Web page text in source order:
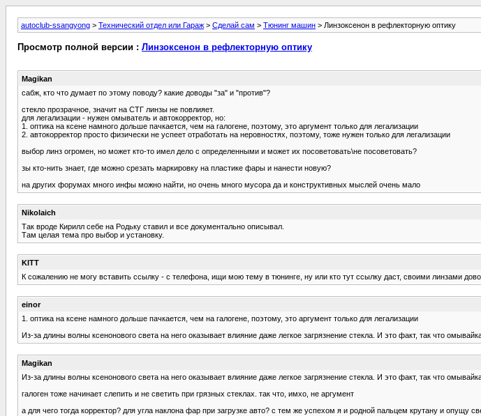
autoclub-ssangyong > Технический отдел или Гараж > Сделай сам > Тюнинг машин > Линзоксенон в рефлекторную оптику
Просмотр полной версии : Линзоксенон в рефлекторную оптику
Magikan
сабж, кто что думает по этому поводу? какие доводы "за" и "против"?
стекло прозрачное, значит на СТГ линзы не повлияет.
для легализации - нужен омыватель и автокорректор, но:
1. оптика на ксене намного дольше пачкается, чем на галогене, поэтому, это аргумент только для легализации
2. автокорректор просто физически не успеет отработать на неровностях, поэтому, тоже нужен только для легализации
выбор линз огромен, но может кто-то имел дело с определенными и может их посоветовать\не посоветовать?
зы кто-нить знает, где можно срезать маркировку на пластике фары и нанести новую?
на других форумах много инфы можно найти, но очень много мусора да и конструктивных мыслей очень мало
Nikolaich
Так вроде Кирилл себе на Родьку ставил и все документально описывал.
Там целая тема про выбор и установку.
KITT
К сожалению не могу вставить ссылку - с телефона, ищи мою тему в тюнинге, ну или кто тут ссылку даст, своими линзами
einor
1. оптика на ксене намного дольше пачкается, чем на галогене, поэтому, это аргумент только для легализации
Из-за длины волны ксенонового света на него оказывает влияние даже легкое загрязнение стекла. И это факт, так что
Magikan
Из-за длины волны ксенонового света на него оказывает влияние даже легкое загрязнение стекла. И это факт, так что
галоген тоже начинает слепить и не светить при грязных стеклах. так что, имхо, не аргумент
а для чего тогда корректор? для угла наклона фар при загрузке авто? с тем же успехом я и родной пальцем крутану и опущу